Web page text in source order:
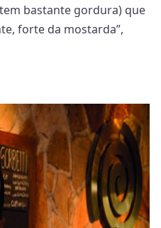
bastante gordura) que
forte da mostarda”,